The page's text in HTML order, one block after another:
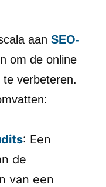
aan SEO-
om de online
verbeteren.
: Een
de
van een